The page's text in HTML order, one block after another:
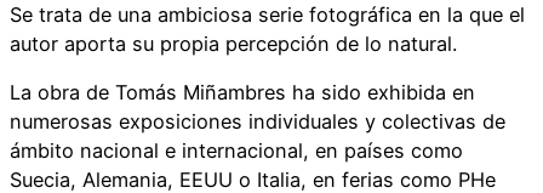
Se trata de una ambiciosa serie fotográfica en la que el
autor aporta su propia percepción de lo natural.
La obra de Tomás Miñambres ha sido exhibida en
numerosas exposiciones individuales y colectivas de
ámbito nacional e internacional, en países como
Suecia, Alemania, EEUU o Italia, en ferias como PHe